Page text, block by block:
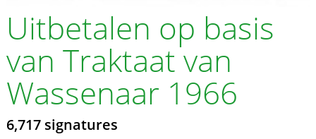
Uitbetalen op basis
van Traktaat van
Wassenaar 1966
6,717 signatures